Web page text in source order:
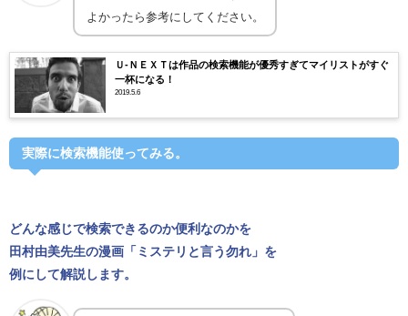
よかったら参考にしてください。
Ｕ-ＮＥＸＴは作品の検索機能が優秀すぎてマイリストがすぐ
一杯になる！
2019.5.6
実際に検索機能使ってみる。
どんな感じで検索できるのか便利なのかを
田村由美先生の漫画「ミステリと言う勿れ」を
例にして解説します。